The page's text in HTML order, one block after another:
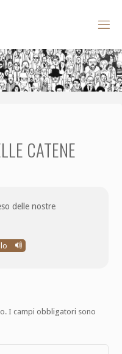
CATENE
delle nostre
I campi obbligatori sono